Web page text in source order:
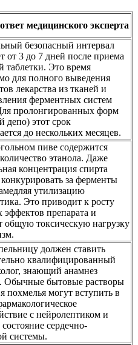
медицинского эксперта
безопасный интервал
от 3 до 7 дней после приема
таблетки. Это время
для полного выведения
лекарства из тканей и
ферментных систем
пролонгированных форм
депо) этот срок
до нескольких месяцев.
пиве содержится
этанола. Даже
концентрация спирта
за ферменты
утилизацию
Это приводит к росту
препарата и
общую токсическую нагрузку
должен ставить
квалифицированный
знающий анамнез
Обычные бытовые растворы
похмелья могут вступить в
с нейролептиком и
сердечно-
системы.